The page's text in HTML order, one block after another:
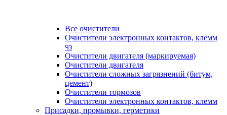
Все очистители
Очистители электронных контактов, клемм
чз
Очистители двигателя (маркируемая)
Очистители двигателя
Очистители сложных загрязнений (битум,
цемент)
Очистители тормозов
Очистители электронных контактов, клемм
Присадки, промывки, герметики